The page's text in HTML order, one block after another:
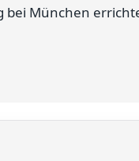
bei München